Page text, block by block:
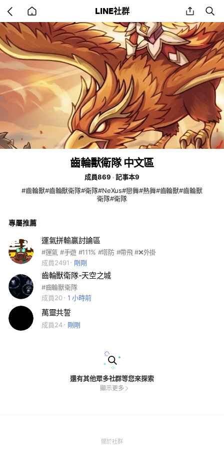
back
to
home
LINE社群 share
齒輪獸衛隊 中文區
成員869
記事本9
#齒輪獸#齒輪獸衛隊#衛隊#NeXus#戀舞#熱舞#齒輪獸#齒輪獸
衛隊#衛隊
專屬推薦
運氣拼輸贏討論區
#運氣 #手遊 #111% #塔防 #帶飛 #❌外掛
成員2491
剛剛
齒輪獸衛隊-天空之城
#齒輪獸衛隊
成員20
1 小時前
萬靈共誓
成員24 剛剛
還有其他眾多社群等您來探索
顯示更多
關於社群(Open